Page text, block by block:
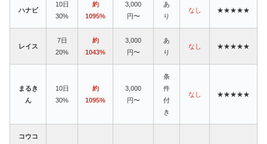
ハナビ
10日
30%
約
1095%
3,000
円〜
あ
り
なし ★★★★★
レイス
7日
20%
約
1043%
3,000
円〜
あ
り
なし ★★★★★
まるき
ん
10日
30%
約
1095%
3,000
円〜
条
件
付
き
なし ★★★★★
コウコ